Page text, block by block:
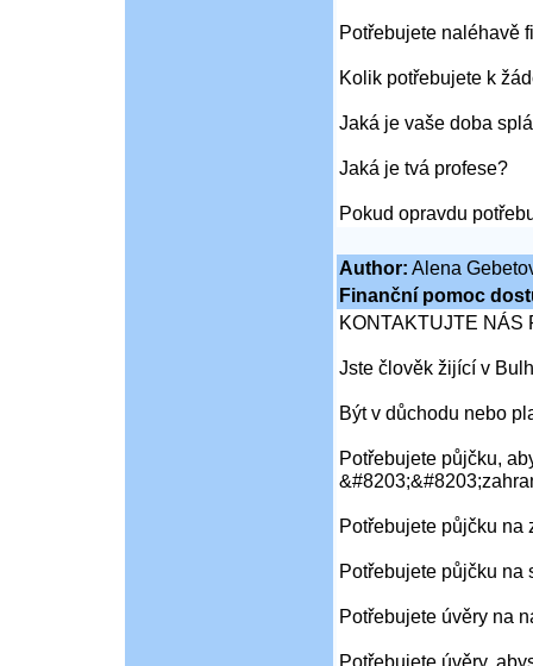
Potřebujete naléhavě
Kolik potřebujete k
Jaká je vaše doba
Jaká je tvá profese?
Pokud opravdu
Author: Alena
Finanční pomoc
KONTAKTUJTE NÁS
Jste člověk žijící v
Být v důchodu nebo
Potřebujete půjčku,
Potřebujete půjčku na
Potřebujete půjčku na
Potřebujete úvěry na
Potřebujete úvěry,